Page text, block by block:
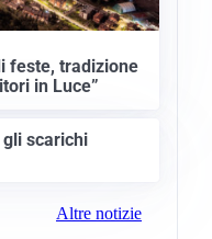
feste, tradizione
in Luce”
scarichi
Altre notizie